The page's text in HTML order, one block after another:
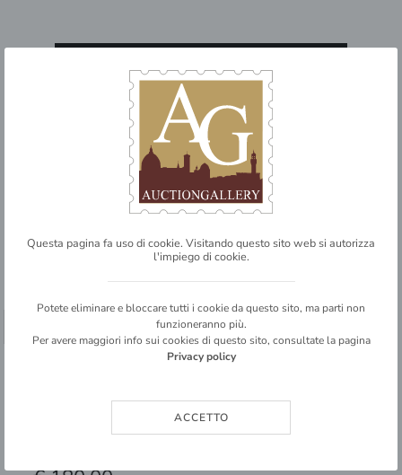
49
Antichi Stati Italiani
Lombardo Veneto
con 20 cent IV di Sardegna (15)
Questa pagina fa uso di cookie. Visitando questo sito web si autorizza
l'impiego di cookie.
Potete eliminare e bloccare tutti i cookie da questo sito, ma parti non
funzioneranno più.
Per avere maggiori info sui cookies di questo sito, consultate la pagina
Privacy policy
ACCETTO